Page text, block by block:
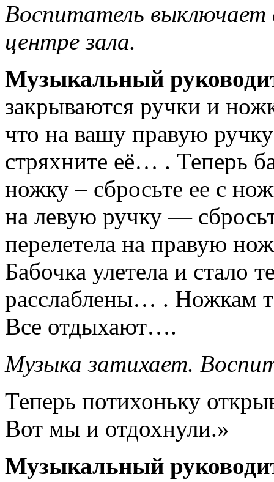
Воспитатель выключает
центре зала.
Музыкальный
закрываются ручки и
что на вашу правую
стряхните её… . Теперь
ножку – сбросьте ее с
на левую ручку —
перелетела на правую
Бабочка улетела и стало
расслаблены… . Ножкам
Все отдыхают….
Музыка затихает.
Теперь потихоньку
Вот мы и отдохнули.»
Музыкальный